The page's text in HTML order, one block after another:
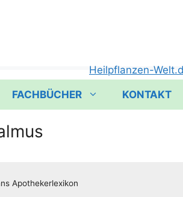
FACHBÜCHER KONTAKT